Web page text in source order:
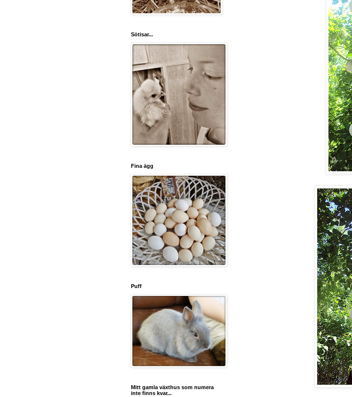
Sötisar...
Fina ägg
Puff
Mitt gamla växthus som numera
inte finns kvar...